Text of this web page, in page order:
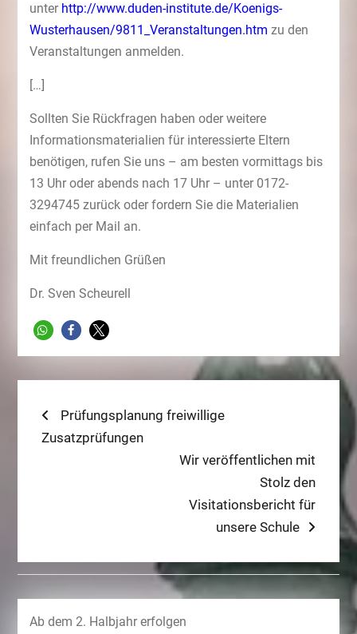
unter http://www.duden-institute.de/Koenigs-
Wusterhausen/9811_Veranstaltungen.htm zu den
Veranstaltungen anmelden.
[…]
Sollten Sie Rückfragen haben oder weitere
Informationsmaterialien für interessierte Eltern
benötigen, rufen Sie uns – am besten vormittags bis
13 Uhr oder abends nach 17 Uhr – unter 0172-
3294745 zurück oder fordern Sie die Materialien
einfach per Mail an.
Mit freundlichen Grüßen
Dr. Sven Scheurell
Beitragsnavigation
Previous
post:
Prüfungsplanung freiwillige
Zusatzprüfungen
Next
Wir veröffentlichen mit
Stolz den
Visitationsbericht für
unsere Schule
Ab dem 2. Halbjahr erfolgen